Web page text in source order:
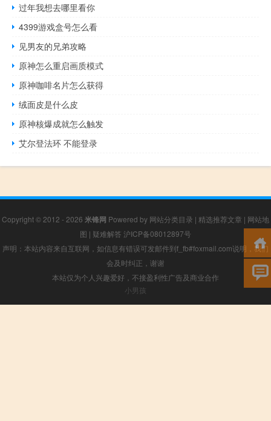
过年我想去哪里看你
4399游戏盒号怎么看
见男友的兄弟攻略
原神怎么重启画质模式
原神咖啡名片怎么获得
绒面皮是什么皮
原神核爆成就怎么触发
艾尔登法环 不能登录
Copyright © 2012 - 2026 米锋网 Powered by 网站分类目录 | 精选推荐文章 | 网站地
图 | 疑难解答 沪ICP备08012897号
声明：本站内容来自互联网，如信息有错误可发邮件到f_fb#foxmail.com说明，我们
会及时纠正，谢谢
本站仅为个人兴趣爱好，不接盈利性广告及商业合作
小男孩